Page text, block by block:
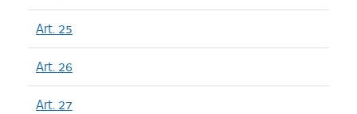
Art. 25
Art. 26
Art. 27